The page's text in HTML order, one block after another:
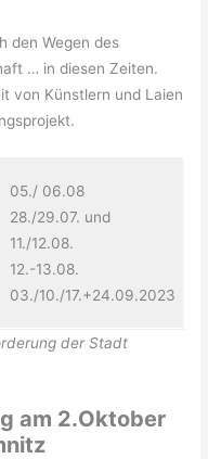
den Wegen des
… in diesen Zeiten.
von Künstlern und Laien
05./ 06.08
28./29.07. und
11./12.08.
12.-13.08.
03./10./17.+24.09.2023
der Stadt
am 2.Oktober